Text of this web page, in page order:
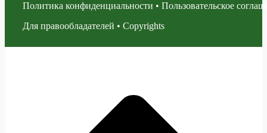
Политика конфиденциальности • Пользовательское
Для правообладателей • Copyrights